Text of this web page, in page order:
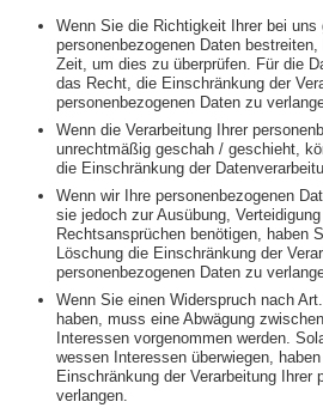
Wenn Sie die Richtigkeit Ihrer bei uns
personenbezogenen Daten bestreiten,
Zeit, um dies zu überprüfen. Für die
das Recht, die Einschränkung der
personenbezogenen Daten zu
Wenn die Verarbeitung Ihrer
unrechtmäßig geschah / geschieht,
die Einschränkung der
Wenn wir Ihre personenbezogenen
sie jedoch zur Ausübung,
Rechtsansprüchen benötigen, haben
Löschung die Einschränkung der
personenbezogenen Daten zu
Wenn Sie einen Widerspruch nach
haben, muss eine Abwägung
Interessen vorgenommen werden.
wessen Interessen überwiegen,
Einschränkung der Verarbeitung Ihrer
verlangen.